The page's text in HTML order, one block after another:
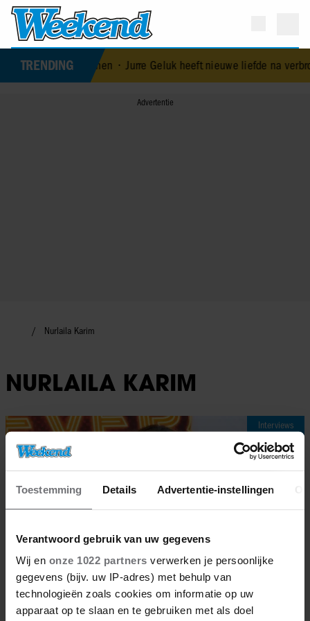
Toestemming Details Advertentie-instellingen
Verantwoord gebruik van uw gegevens
Wij en onze 1022 partners verwerken je persoonlijke
gegevens (bijv. uw IP-adres) met behulp van
technologieën zoals cookies om informatie op uw
apparaat op te slaan en te gebruiken met als doel
TRENDING
huwelijksproblemen•Jurre Geluk heeft nieuwe liefde na
Nurlaila Karim
NURLAILA KARIM
Interviews